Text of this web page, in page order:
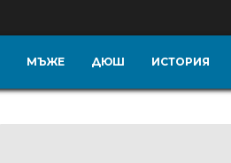
МЪЖЕ ДЮШ ИСТОРИЯ